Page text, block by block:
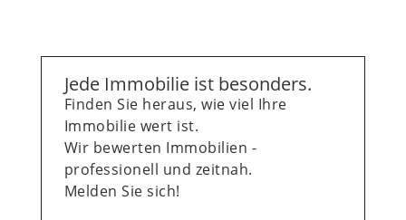
Jede Immobilie ist besonders.
Finden Sie heraus, wie viel Ihre
Immobilie wert ist.
Wir bewerten Immobilien -
professionell und zeitnah.
Melden Sie sich!